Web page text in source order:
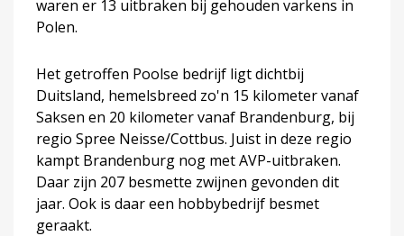
waren er 13 uitbraken bij gehouden varkens in
Polen.
Het getroffen Poolse bedrijf ligt dichtbij
Duitsland, hemelsbreed zo'n 15 kilometer vanaf
Saksen en 20 kilometer vanaf Brandenburg, bij
regio Spree Neisse/Cottbus. Juist in deze regio
kampt Brandenburg nog met AVP-uitbraken.
Daar zijn 207 besmette zwijnen gevonden dit
jaar. Ook is daar een hobbybedrijf besmet
geraakt.